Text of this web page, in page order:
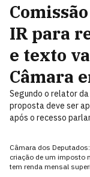
IR para
e texto
Câmara
Segundo o relator
proposta deve ser
após o recesso
Câmara dos
criação de um imposto
tem renda mensal